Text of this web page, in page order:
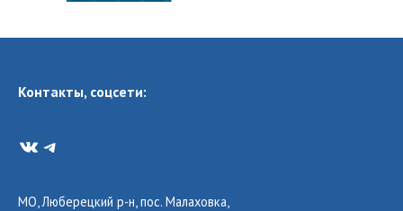
Контакты, соцсети:
VKTelegram
МО, Люберецкий р-н, пос. Малаховка,